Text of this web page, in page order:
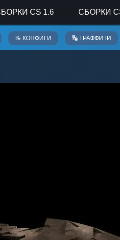
CS 1.6 СБОРКИ
📝 КОНФИГИ 🔣 ГРАФФИТИ